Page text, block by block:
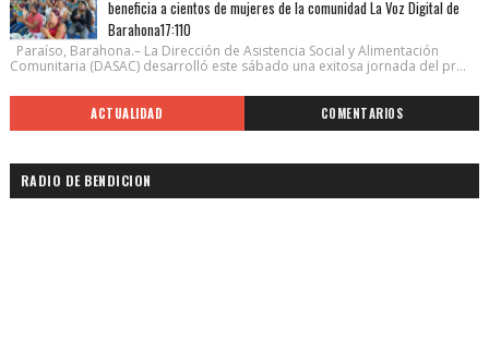
beneficia a cientos de mujeres de la comunidad La Voz Digital de
Barahona17:110
Paraíso, Barahona.– La Dirección de Asistencia Social y Alimentación
Comunitaria (DASAC) desarrolló este sábado una exitosa jornada del pr...
ACTUALIDAD COMENTARIOS
RADIO DE BENDICION